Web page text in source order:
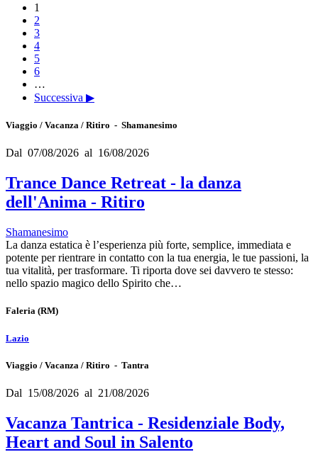
1
2
3
4
5
6
…
Successiva ▶
Viaggio / Vacanza / Ritiro - Shamanesimo
Dal 07/08/2026 al 16/08/2026
Trance Dance Retreat - la danza
dell'Anima - Ritiro
Shamanesimo
La danza estatica è l’esperienza più forte, semplice, immediata e
potente per rientrare in contatto con la tua energia, le tue passioni, la
tua vitalità, per trasformare. Ti riporta dove sei davvero te stesso:
nello spazio magico dello Spirito che…
Faleria (RM)
Lazio
Viaggio / Vacanza / Ritiro - Tantra
Dal 15/08/2026 al 21/08/2026
Vacanza Tantrica - Residenziale Body,
Heart and Soul in Salento